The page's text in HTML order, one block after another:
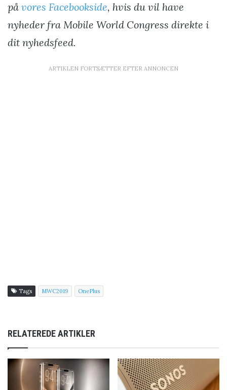
på vores Facebookside, hvis du vil have
nyheder fra Mobile World Congress direkte i
dit nyhedsfeed.
ARTIKLEN FORTSÆTTER EFTER ANNONCEN
Tags MWC2019 OnePlus
RELATEREDE ARTIKLER